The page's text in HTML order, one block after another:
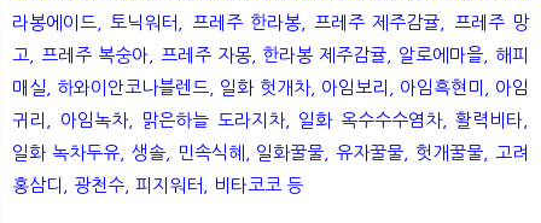
라봉에이드, 토닉워터, 프레주 한라봉, 프레주 제주감귤, 프레주 망
고, 프레주 복숭아, 프레주 자몽, 한라봉 제주감귤, 알로에마을, 해피
매실, 하와이안코나블렌드, 일화 헛개차, 아임보리, 아임흑현미, 아임
귀리, 아임녹차, 맑은하늘 도라지차, 일화 옥수수수염차, 활력비타,
일화 녹차두유, 생솔, 민속식혜, 일화꿀물, 유자꿀물, 헛개꿀물, 고려
홍삼디, 광천수, 피지워터, 비타코코 등